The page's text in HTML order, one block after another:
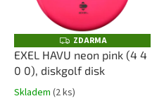
Z
D
A
R
A
ZDARMA
EXEL HAVU neon pink (4 4
0 0), diskgolf disk
Skladem (2 ks)